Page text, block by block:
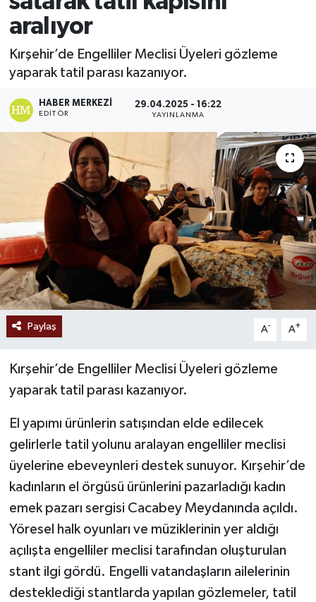
aralıyor
Kırşehir’de Engelliler Meclisi Üyeleri gözleme
yaparak tatil parası kazanıyor.
HABER MERKEZI
EDITÖR
29.04.2025 - 16:22
YAYINLANMA
Paylaş A- A+
Kırşehir’de Engelliler Meclisi Üyeleri gözleme
yaparak tatil parası kazanıyor.
El yapımı ürünlerin satışından elde edilecek
gelirlerle tatil yolunu aralayan engelliler meclisi
üyelerine ebeveynleri destek sunuyor. Kırşehir’de
kadınların el örgüsü ürünlerini pazarladığı kadın
emek pazarı sergisi Cacabey Meydanında açıldı.
Yöresel halk oyunları ve müziklerinin yer aldığı
açılışta engelliler meclisi tarafından oluşturulan
stant ilgi gördü. Engelli vatandaşların ailelerinin
desteklediği stantlarda yapılan gözlemeler, tatil
Ekonomi
Sağlık
Tokat Haber